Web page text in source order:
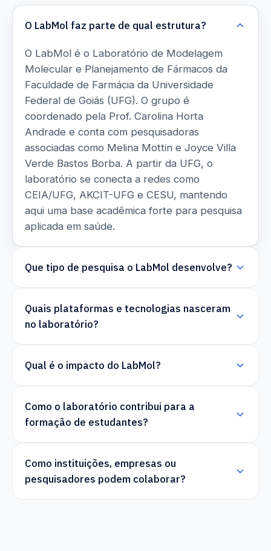
O LabMol faz parte de qual estrutura?
O LabMol é o Laboratório de Modelagem
Molecular e Planejamento de Fármacos da
Faculdade de Farmácia da Universidade
Federal de Goiás (UFG). O grupo é
coordenado pela Prof. Carolina Horta
Andrade e conta com pesquisadoras
associadas como Melina Mottin e Joyce Villa
Verde Bastos Borba. A partir da UFG, o
laboratório se conecta a redes como
CEIA/UFG, AKCIT-UFG e CESU, mantendo
aqui uma base acadêmica forte para pesquisa
aplicada em saúde.
Que tipo de pesquisa o LabMol desenvolve?
Quais plataformas e tecnologias nasceram
no laboratório?
Qual é o impacto do LabMol?
Como o laboratório contribui para a
formação de estudantes?
Como instituições, empresas ou
pesquisadores podem colaborar?